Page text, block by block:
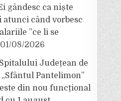
gândesc ca niște
atunci când vorbesc
”ce li se
01/08/2026
Județean de
Pantelimon”
din nou funcțional